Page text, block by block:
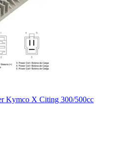
Kymco X Citing 300/500cc